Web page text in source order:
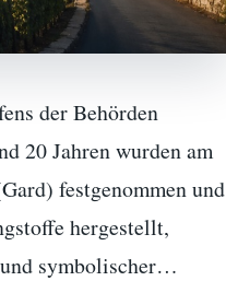
der Behörden
20 Jahren wurden am
festgenommen und
hergestellt,
symbolischer…